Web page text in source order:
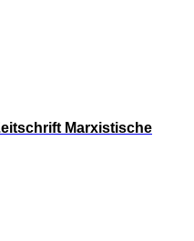
Marxistische